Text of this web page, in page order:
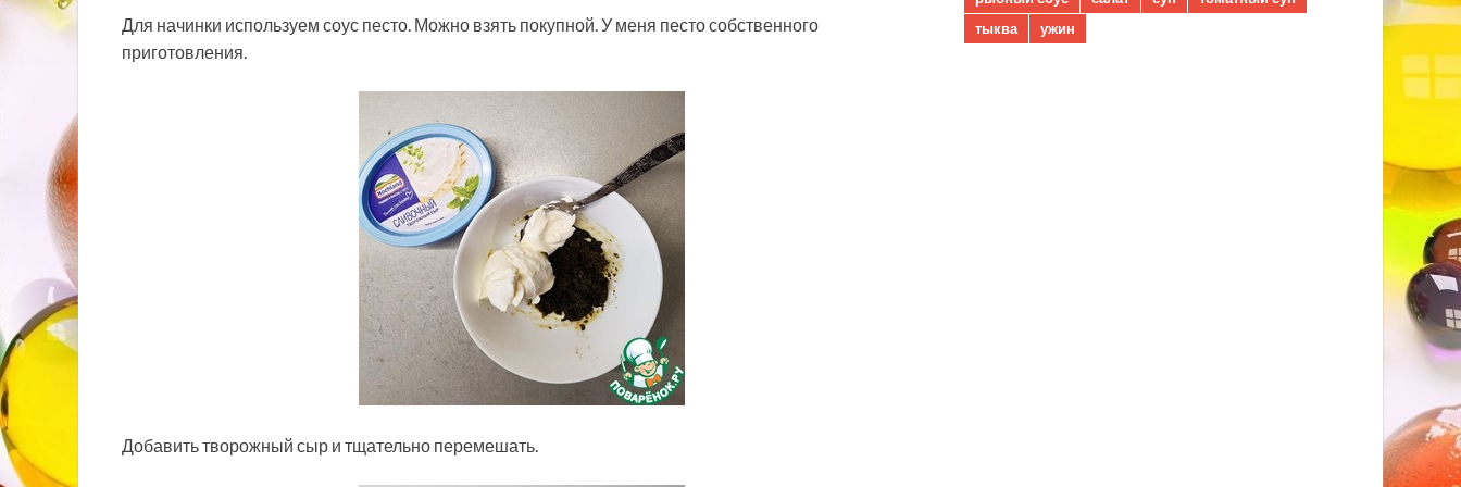
Для начинки используем соус песто. Можно взять покупной. У меня песто собственного
приготовления.
Добавить творожный сыр и тщательно перемешать.
тыква
ужин